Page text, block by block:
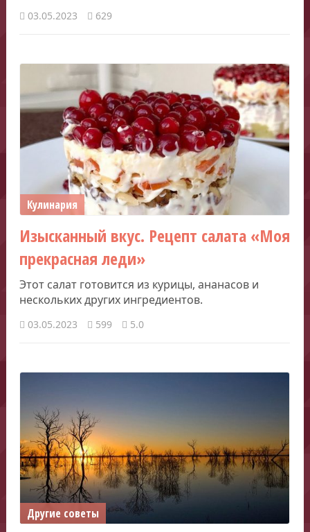
03.05.2023 629
Кулинария
Изысканный вкус. Рецепт салата «Моя
прекрасная леди»
Этот салат готовится из курицы, ананасов и
нескольких других ингредиентов.
03.05.2023 599 5.0
Другие советы